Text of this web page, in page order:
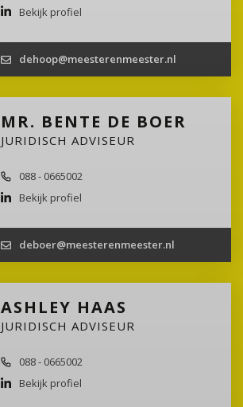
Bekijk profiel
dehoop@meesterenmeester.nl
MR. BENTE DE BOER
JURIDISCH ADVISEUR
088 - 0665002
Bekijk profiel
deboer@meesterenmeester.nl
ASHLEY HAAS
JURIDISCH ADVISEUR
088 - 0665002
Bekijk profiel